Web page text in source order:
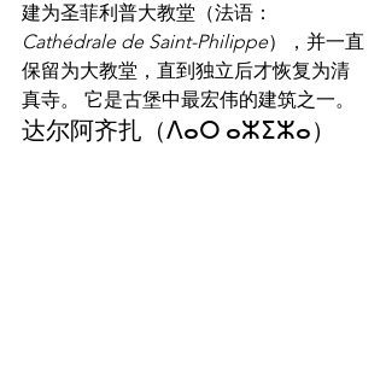
建为圣菲利普大教堂（法语：
Cathédrale de Saint-Philippe），并一直
保留为大教堂，直到独立后才恢复为清
真寺。 它是古堡中最宏伟的建筑之一。
达尔阿齐扎（ⴷⴰⵔ ⴰⵣⵉⵣⴰ）